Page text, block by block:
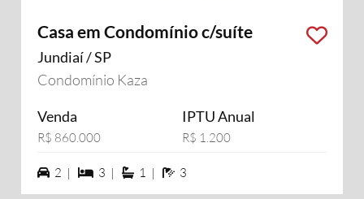
Casa em Condomínio c/suíte
Jundiaí / SP
Condomínio Kaza
Venda
R$ 860.000
IPTU Anual
R$ 1.200
2 vagas na garagem
2 | 3 dormiórios
3 | 1 suítes
1 | 3 banheiros
3